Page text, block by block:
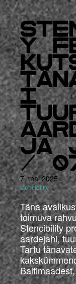
y
i
ja
/
7. mai 2025
stencibility
Täna
toimuva
Stencibility
aardejahi,
Tartu